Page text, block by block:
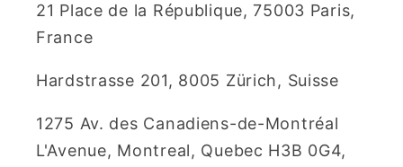
21 Place de la République, 75003 Paris,
France
Hardstrasse 201, 8005 Zürich, Suisse
1275 Av. des Canadiens-de-Montréal
L'Avenue, Montreal, Quebec H3B 0G4,